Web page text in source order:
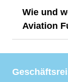
Wie und
Aviation